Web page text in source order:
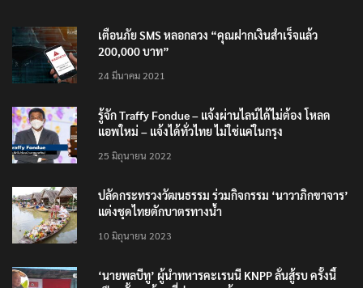
เตือนภัย SMS หลอกลวง “คุณฝากเงินสำเร็จแล้ว
200,000 บาท”
24 มีนาคม 2021
รู้จัก Traffy Fondue – แจ้งผ่านไลน์ได้ไม่ต้อง โหลด
แอพใหม่ – แจ้งได้ทั่วไทย ไม่ใช่แค่ในกรุง
25 มิถุนายน 2022
ปลัดกระทรวงวัฒนธรรม ร่วมกิจกรรม ‘นาวาภิกขาจาร’
แต่งชุดไทยตักบาตรทางน้ำ
10 มิถุนายน 2023
‘นายพลบีทู’ ผู้นำทหารคะเรนนี KNPP ลั่นสู้รบ ครั้งนี้